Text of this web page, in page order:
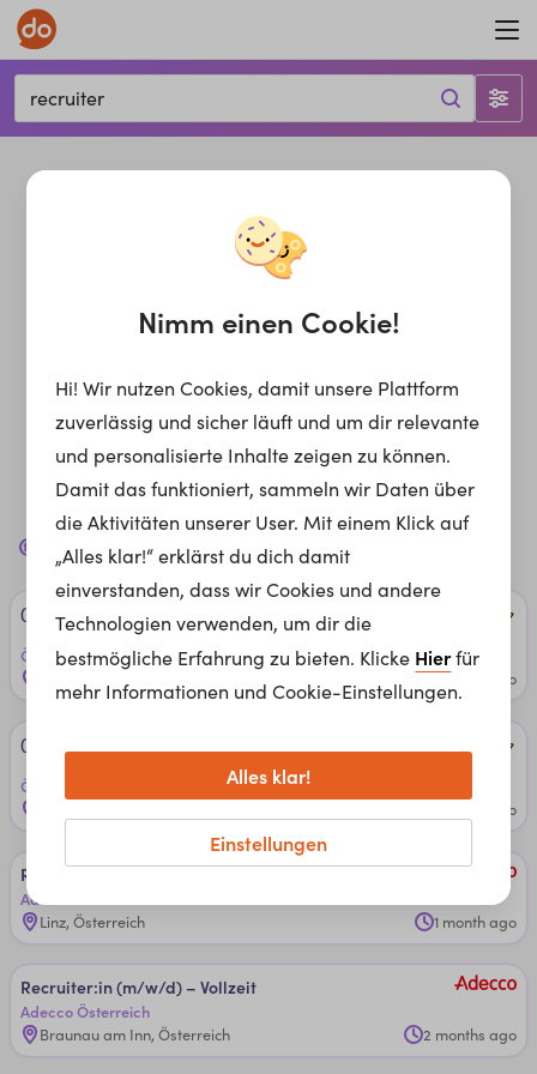
recruiter
recruiter Jobs für dich
(Se­nior) ­Re­crui­ter*in (w/m/d) 8020 Gra­z (­Voll­zeit/­Teil­zeit)
Österreichische Post AG
1 month ago
(Se­nior) ­Re­crui­ter*in (w/m/d) 1230 Wien (­Voll­zeit/­Teil­zeit)
Österreichische Post AG
2 months ago
Re­crui­ter (m/w/d)
Adecco Österreich
Linz, Österreich 1 month ago
Re­crui­ter:in (m/w/d) – ­Voll­zeit
Adecco Österreich
Braunau am Inn, Österreich 2 months ago
Nimm einen Cookie!
Hi! Wir nutzen Cookies, damit unsere Plattform
zuverlässig und sicher läuft und um dir relevante
und personalisierte Inhalte zeigen zu können.
Damit das funktioniert, sammeln wir Daten über
die Aktivitäten unserer User. Mit einem Klick auf
„Alles klar!“ erklärst du dich damit
einverstanden, dass wir Cookies und andere
Technologien verwenden, um dir die
bestmögliche Erfahrung zu bieten. Klicke Hierfür
mehr Informationen und Cookie-Einstellungen.
Einstellungen
Alles klar!